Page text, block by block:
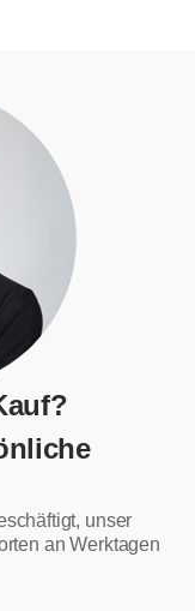
unser
an Werktagen